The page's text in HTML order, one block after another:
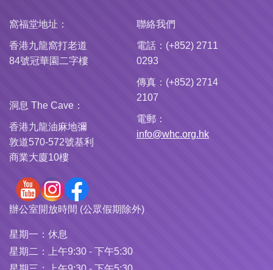
窩福堂地址：
香港九龍窩打老道
84號冠華園二字樓
洞息 The Cave：
香港九龍油麻地彌
敦道570-572號基利
商業大廈10樓
聯絡我們
電話：(+852) 2711
0293
傳真：(+852) 2714
2107
電郵：
info@whc.org.hk
辦公室開放時間 (公眾假期除外)
星期一： 休息
星期二：
上午9:30 - 下午5:30